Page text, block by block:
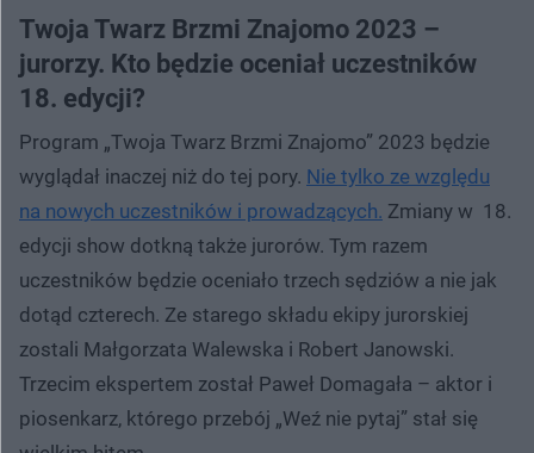
Twoja Twarz Brzmi Znajomo 2023 –
jurorzy. Kto będzie oceniał uczestników
18. edycji?
Program „Twoja Twarz Brzmi Znajomo” 2023 będzie
wyglądał inaczej niż do tej pory. Nie tylko ze względu
na nowych uczestników i prowadzących. Zmiany w 18.
edycji show dotkną także jurorów. Tym razem
uczestników będzie oceniało trzech sędziów a nie jak
dotąd czterech. Ze starego składu ekipy jurorskiej
zostali Małgorzata Walewska i Robert Janowski.
Trzecim ekspertem został Paweł Domagała – aktor i
piosenkarz, którego przebój „Weź nie pytaj” stał się